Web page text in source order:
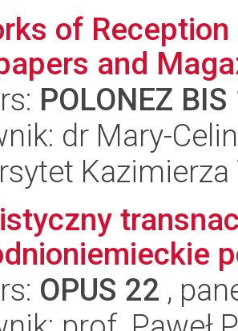
of
and
POLONEZ BIS
dr Mary-
OPUS 22 ,